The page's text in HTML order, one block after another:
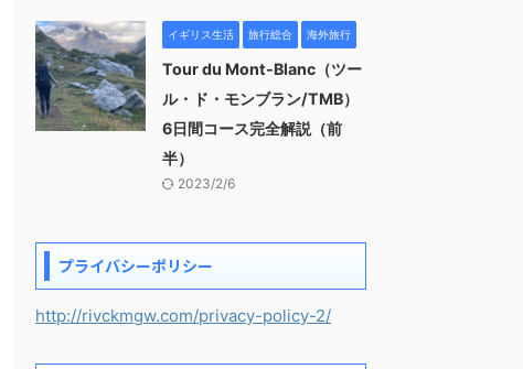
イギリス生活 旅行総合 海外旅行
Tour du Mont-Blanc（ツー
ル・ド・モンブラン/TMB）
6日間コース完全解説（前
半）
2023/2/6
プライバシーポリシー
http://rivckmgw.com/privacy-policy-2/